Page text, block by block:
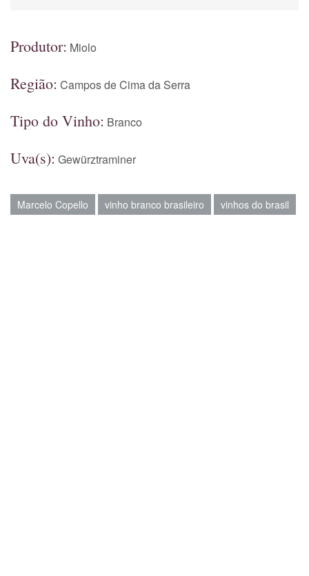
Produtor: Miolo
Região: Campos de Cima da Serra
Tipo do Vinho: Branco
Uva(s): Gewürztraminer
Marcelo Copello vinho branco brasileiro vinhos do brasil